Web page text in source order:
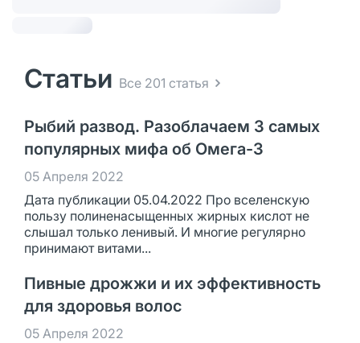
Статьи Все 201 статья
Рыбий развод. Разоблачаем 3 самых
популярных мифа об Омега-3
05 Апреля 2022
Дата публикации 05.04.2022 Про вселенскую
пользу полиненасыщенных жирных кислот не
слышал только ленивый. И многие регулярно
принимают витами...
Пивные дрожжи и их эффективность
для здоровья волос
05 Апреля 2022